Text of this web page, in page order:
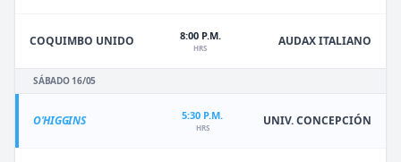
COQUIMBO UNIDO 8:00 P.M.
HRS AUDAX ITALIANO
SÁBADO 16/05
O'HIGGINS 5:30 P.M.
HRS UNIV. CONCEPCIÓN